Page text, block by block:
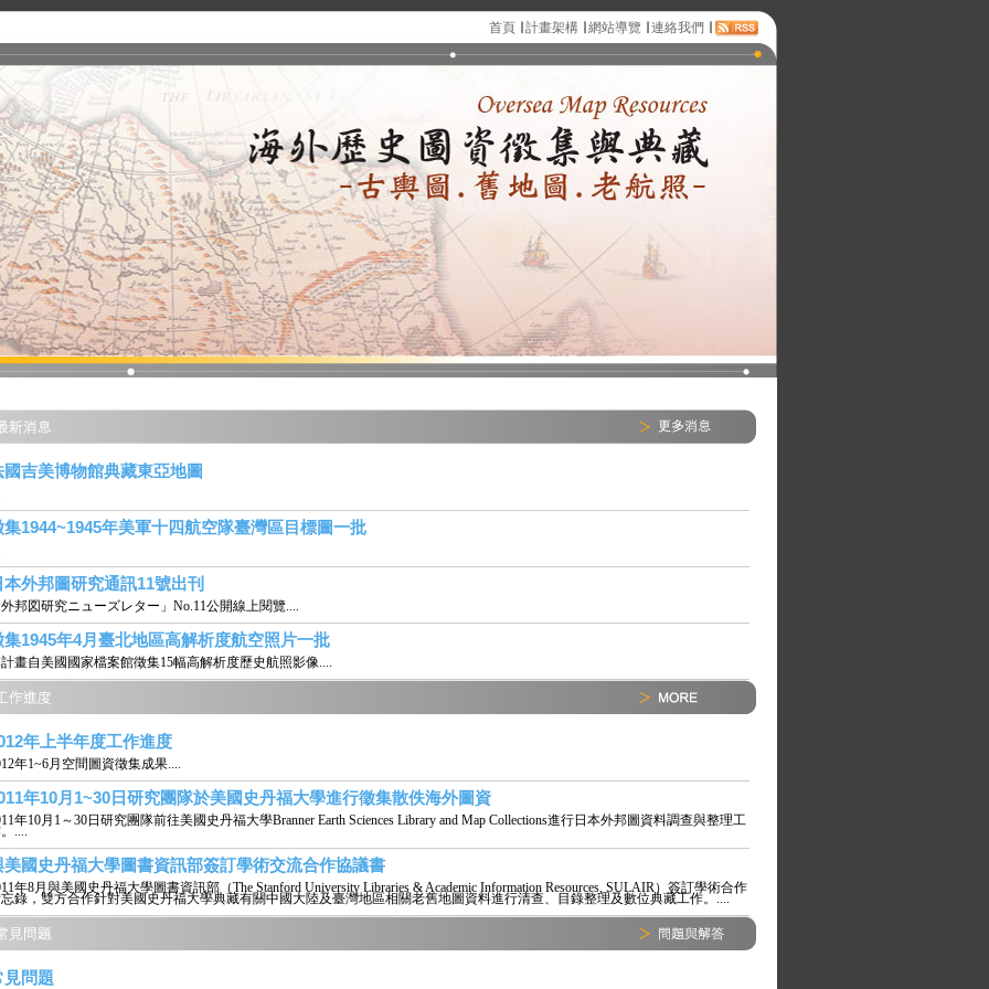
首頁 計畫架構 網站導覽 連絡我們
國吉美博物館典藏東亞地圖
集1944~1945年美軍十四航空隊臺灣區目標圖一批
本外邦圖研究通訊11號出刊
邦図研究ニューズレター」No.11公開線上閱覽....
集1945年4月臺北地區高解析度航空照片一批
畫自美國國家檔案館徵集15幅高解析度歷史航照影像....
年上半年度工作進度
年1~6月空間圖資徵集成果....
年10月1~30日研究團隊於美國史丹福大學進行徵集散佚海外圖資
年10月1～30日研究團隊前往美國史丹福大學Branner Earth Sciences Library and Map Collections進行日本外邦圖資料調查與整理工
....
美國史丹福大學圖書資訊部簽訂學術交流合作協議書
年8月與美國史丹福大學圖書資訊部（The Stanford University Libraries & Academic Information Resources, SULAIR）簽訂學術合作
錄，雙方合作針對美國史丹福大學典藏有關中國大陸及臺灣地區相關老舊地圖資料進行清查、目錄整理及數位典藏工作。....
見問題